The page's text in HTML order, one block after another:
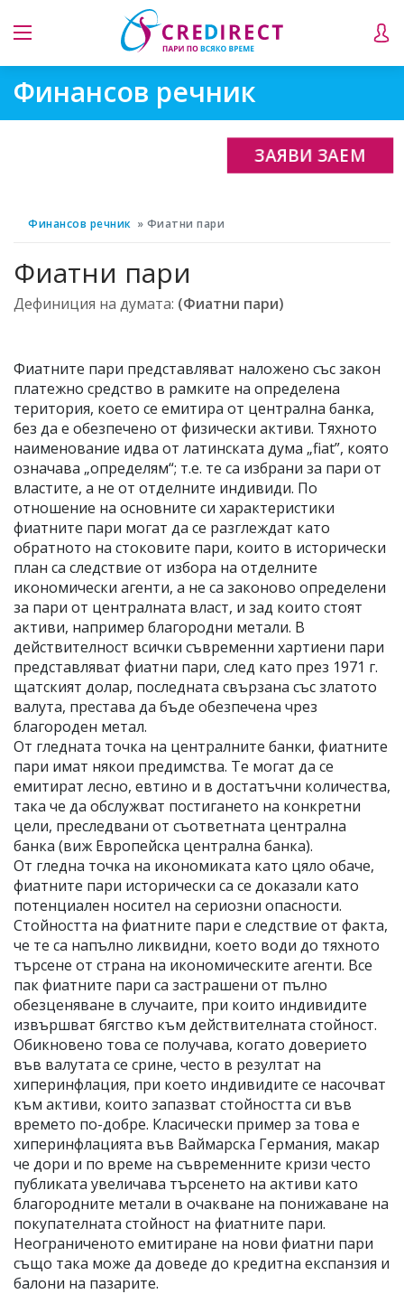
Финансов речник
ЗАЯВИ ЗАЕМ
Финансов речник Фиатни пари
Фиатни пари
Дефиниция на думата: (Фиатни пари)
Фиатните пари представляват наложено със закон
платежно средство в рамките на определена
територия, което се емитира от централна банка,
без да е обезпечено от физически активи. Тяхното
наименование идва от латинската дума „fiat”, която
означава „определям“; т.е. те са избрани за пари от
властите, а не от отделните индивиди. По
отношение на основните си характеристики
фиатните пари могат да се разглеждат като
обратното на стоковите пари, които в исторически
план са следствие от избора на отделните
икономически агенти, а не са законово определени
за пари от централната власт, и зад които стоят
активи, например благородни метали. В
действителност всички съвременни хартиени пари
представляват фиатни пари, след като през 1971 г.
щатският долар, последната свързана със златото
валута, престава да бъде обезпечена чрез
благороден метал.
От гледната точка на централните банки, фиатните
пари имат някои предимства. Те могат да се
емитират лесно, евтино и в достатъчни количества,
така че да обслужват постигането на конкретни
цели, преследвани от съответната централна
банка (виж Европейска централна банка).
От гледна точка на икономиката като цяло обаче,
фиатните пари исторически са се доказали като
потенциален носител на сериозни опасности.
Стойността на фиатните пари е следствие от факта,
че те са напълно ликвидни, което води до тяхното
търсене от страна на икономическите агенти. Все
пак фиатните пари са застрашени от пълно
обезценяване в случаите, при които индивидите
извършват бягство към действителната стойност.
Обикновено това се получава, когато доверието
във валутата се срине, често в резултат на
хиперинфлация, при което индивидите се насочват
към активи, които запазват стойността си във
времето по-добре. Класически пример за това е
хиперинфлацията във Ваймарска Германия, макар
че дори и по време на съвременните кризи често
публиката увеличава търсенето на активи като
благородните метали в очакване на понижаване на
покупателната стойност на фиатните пари.
Неограниченото емитиране на нови фиатни пари
също така може да доведе до кредитна експанзия и
балони на пазарите.